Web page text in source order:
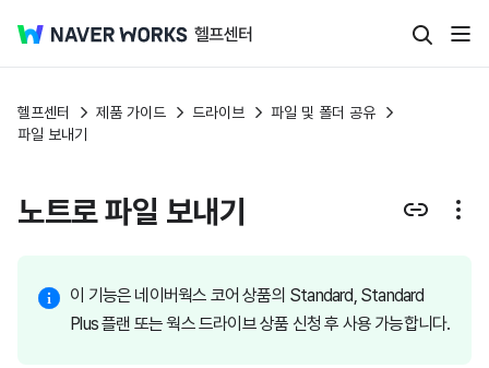
헬프센터 제품 가이드 드라이브
파일 및 폴더 공유
파일 보내기
노트로 파일 보내기
이 기능은 네이버웍스 코어 상품의 Standard, Standard
Plus 플랜 또는 웍스 드라이브 상품 신청 후 사용 가능합니다.